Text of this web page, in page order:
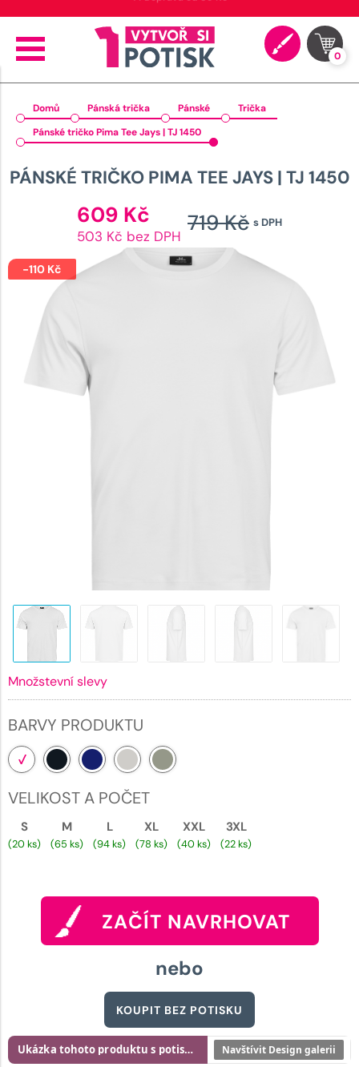
0
Domů Pánská trička Pánské
Trička
Pánské tričko Pima Tee Jays | TJ 1450
PÁNSKÉ TRIČKO PIMA TEE JAYS | TJ 1450
s DPH
719Kč
cena
byla:
719 Kč.
609 Kč cena
je:
609 Kč.
503 Kč bez DPH
-110 Kč
Množstevní slevy
BARVY PRODUKTU
VELIKOST A POČET
S
(20 ks)
M
(65 ks)
L
(94 ks)
XL
(78 ks)
XXL
(40 ks)
3XL
(22 ks)
ZAČÍT NAVRHOVAT
nebo
KOUPIT BEZ POTISKU
Ukázka tohoto produktu s potiskem Navštívit Design galerii